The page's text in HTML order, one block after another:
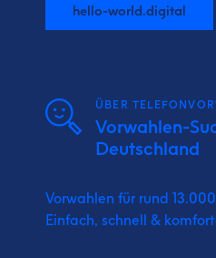
hello-world.digital
ÜBER
Vorwahlen-
Deutschland
Vorwahlen für rund
Einfach, schnell &